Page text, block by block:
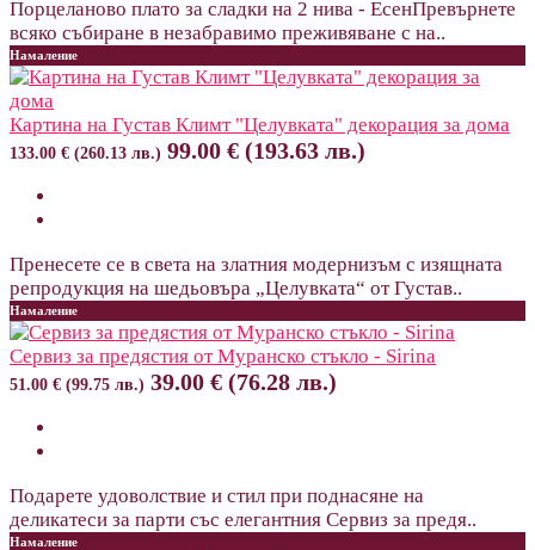
Порцеланово плато за сладки на 2 нива - ЕсенПревърнете
всяко събиране в незабравимо преживяване с на..
Намаление
Картина на Густав Климт "Целувката" декорация за дома
133.00 € (260.13 лв.) 99.00 € (193.63 лв.)
Пренесете се в света на златния модернизъм с изящната
репродукция на шедьовъра „Целувката“ от Густав..
Намаление
Сервиз за предястия от Муранско стъкло - Sirina
51.00 € (99.75 лв.) 39.00 € (76.28 лв.)
Подарете удоволствие и стил при поднасяне на
деликатеси за парти със елегантния Сервиз за предя..
Намаление